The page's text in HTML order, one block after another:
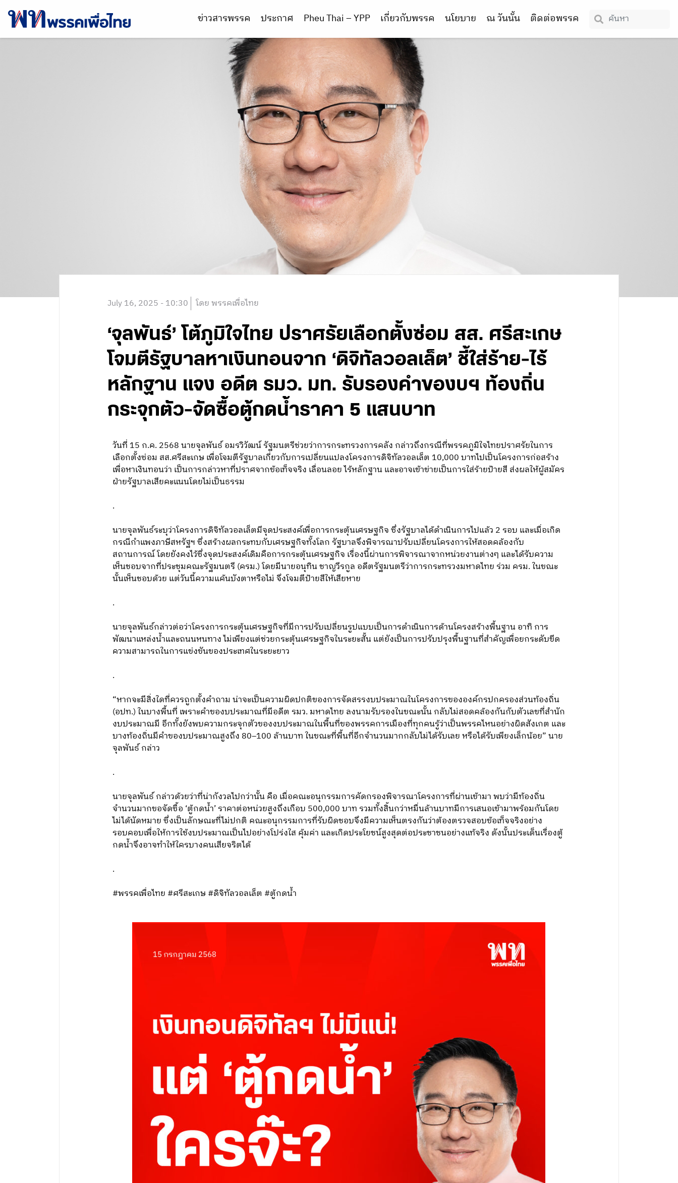
ข่าวสารพรรค ประกาศ Pheu Thai – YPP เกี่ยวกับพรรค นโยบาย ณ วันนั้น ติดต่อพรรค
July 16, 2025 - 10:30 โดย พรรคเพื่อไทย
‘จุลพันธ์’ โต้ภูมิใจไทย ปราศรัยเลือกตั้งซ่อม สส. ศรีสะเกษ
โจมตีรัฐบาลหาเงินทอนจาก ‘ดิจิทัลวอลเล็ต’ ชี้ใส่ร้าย-ไร้
หลักฐาน แจง อดีต รมว. มท. รับรองคำของบฯ ท้องถิ่น
กระจุกตัว-จัดซื้อตู้กดน้ำราคา 5 แสนบาท
วันที่ 15 ก.ค. 2568 นายจุลพันธ์ อมรวิวัฒน์ รัฐมนตรีช่วยว่าการกระทรวงการคลัง กล่าวถึงกรณีที่พรรคภูมิใจไทยปราศรัยในการ
เลือกตั้งซ่อม สส.ศรีสะเกษ เพื่อโจมตีรัฐบาลเกี่ยวกับการเปลี่ยนแปลงโครงการดิจิทัลวอลเล็ต 10,000 บาทไปเป็นโครงการก่อสร้าง
เพื่อหาเงินทอนว่า เป็นการกล่าวหาที่ปราศจากข้อเท็จจริง เลื่อนลอย ไร้หลักฐาน และอาจเข้าข่ายเป็นการใส่ร้ายป้ายสี ส่งผลให้ผู้สมัคร
ฝ่ายรัฐบาลเสียคะแนนโดยไม่เป็นธรรม
.
นายจุลพันธ์ระบุว่าโครงการดิจิทัลวอลเล็ตมีจุดประสงค์เพื่อการกระตุ้นเศรษฐกิจ ซึ่งรัฐบาลได้ดำเนินการไปแล้ว 2 รอบ และเมื่อเกิด
กรณีกำแพงภาษีสหรัฐฯ ซึ่งสร้างผลกระทบกับเศรษฐกิจทั้งโลก รัฐบาลจึงพิจารณาปรับเปลี่ยนโครงการให้สอดคล้องกับ
สถานการณ์ โดยยังคงไว้ซึ่งจุดประสงค์เดิมคือการกระตุ้นเศรษฐกิจ เรื่องนี้ผ่านการพิจารณาจากหน่วยงานต่างๆ และได้รับความ
เห็นชอบจากที่ประชุมคณะรัฐมนตรี (ครม.) โดยมีนายอนุทิน ชาญวีรกูล อดีตรัฐมนตรีว่าการกระทรวงมหาดไทย ร่วม ครม. ในขณะ
นั้นเห็นชอบด้วย แต่วันนี้ความแค้นบังตาหรือไม่ จึงโจมตีป้ายสีให้เสียหาย
.
นายจุลพันธ์กล่าวต่อว่าโครงการกระตุ้นเศรษฐกิจที่มีการปรับเปลี่ยนรูปแบบเป็นการดำเนินการด้านโครงสร้างพื้นฐาน อาทิ การ
พัฒนาแหล่งน้ำและถนนหนทาง ไม่เพียงแต่ช่วยกระตุ้นเศรษฐกิจในระยะสั้น แต่ยังเป็นการปรับปรุงพื้นฐานที่สำคัญเพื่อยกระดับขีด
ความสามารถในการแข่งขันของประเทศในระยะยาว
.
“หากจะมีสิ่งใดที่ควรถูกตั้งคำถาม น่าจะเป็นความผิดปกติของการจัดสรรงบประมาณในโครงการขององค์กรปกครองส่วนท้องถิ่น
(อปท.) ในบางพื้นที่ เพราะคำของบประมาณที่มีอดีต รมว. มหาดไทย ลงนามรับรองในขณะนั้น กลับไม่สอดคล้องกันกับตัวเลขที่สำนัก
งบประมาณมี อีกทั้งยังพบความกระจุกตัวของงบประมาณในพื้นที่ของพรรคการเมืองที่ทุกคนรู้ว่าเป็นพรรคไหนอย่างผิดสังเกต และ
บางท้องถิ่นมีคำของบประมาณสูงถึง 80–100 ล้านบาท ในขณะที่พื้นที่อีกจำนวนมากกลับไม่ได้รับเลย หรือได้รับเพียงเล็กน้อย” นาย
จุลพันธ์ กล่าว
.
นายจุลพันธ์ กล่าวด้วยว่าที่น่ากังวลไปกว่านั้น คือ เมื่อคณะอนุกรรมการคัดกรองพิจารณาโครงการที่ผ่านเข้ามา พบว่ามีท้องถิ่น
จำนวนมากขอจัดซื้อ ‘ตู้กดน้ำ’ ราคาต่อหน่วยสูงถึงเกือบ 500,000 บาท รวมทั้งสิ้นกว่าหมื่นล้านบาทมีการเสนอเข้ามาพร้อมกันโดย
ไม่ได้นัดหมาย ซึ่งเป็นลักษณะที่ไม่ปกติ คณะอนุกรรมการที่รับผิดชอบจึงมีความเห็นตรงกันว่าต้องตรวจสอบข้อเท็จจริงอย่าง
รอบคอบเพื่อให้การใช้งบประมาณเป็นไปอย่างโปร่งใส คุ้มค่า และเกิดประโยชน์สูงสุดต่อประชาชนอย่างแท้จริง ดังนั้นประเด็นเรื่องตู้
กดน้ำจึงอาจทำให้ใครบางคนเสียจริตได้
.
#พรรคเพื่อไทย #ศรีสะเกษ #ดิจิทัลวอลเล็ต #ตู้กดน้ำ